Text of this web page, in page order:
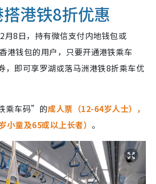
港铁8折优惠
月8日，持有微信支付内地钱包或
港钱包的用户，只要开通港铁乘车
，即可享罗湖或落马洲港铁8折乘车优
乘车码”的成人票（12-64岁人士），
小童及65或以上长者） 。